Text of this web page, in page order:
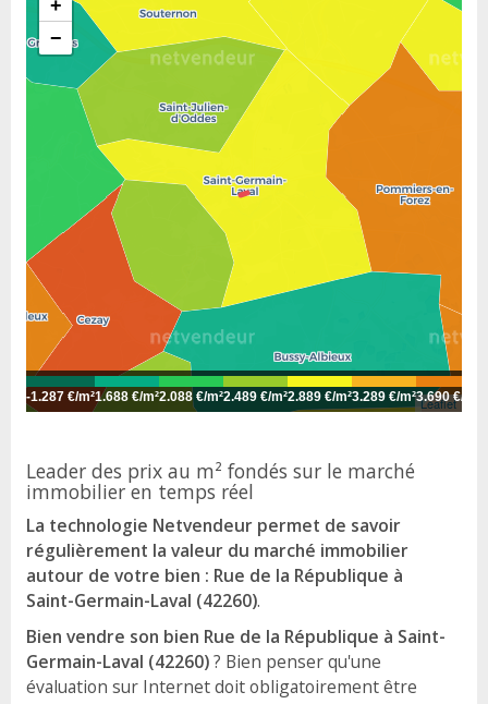
+
−
Leaflet
-1.287 €/m²1.688 €/m²2.088 €/m²2.489 €/m²2.889 €/m²3.289 €/m²3.690 €/m²
Leader des prix au m² fondés sur le marché
immobilier en temps réel
La technologie Netvendeur permet de savoir
régulièrement la valeur du marché immobilier
autour de votre bien : Rue de la République à
Saint-Germain-Laval (42260).
Bien vendre son bien Rue de la République à Saint-
Germain-Laval (42260)? Bien penser qu'une
évaluation sur Internet doit obligatoirement être